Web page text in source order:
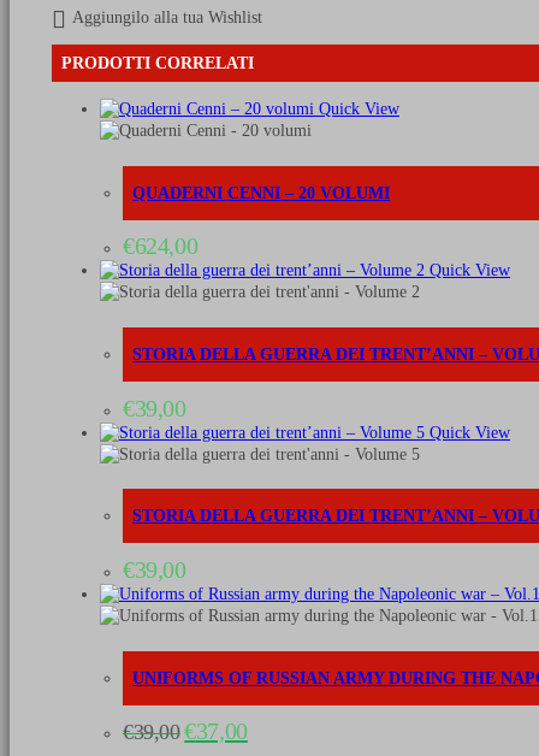
dei
trent'anni
quantità
Aggiungilo alla tua Wishlist
PRODOTTI CORRELATI
Quick View
QUADERNI CENNI – 20 VOLUMI
€624,00
Quick View
STORIA DELLA GUERRA DEI TRENT’ANNI –
€39,00
Quick View
STORIA DELLA GUERRA DEI TRENT’ANNI –
€39,00
UNIFORMS OF RUSSIAN ARMY DURING THE
€39,00Il
prezzo
€37,00Il
prezzo